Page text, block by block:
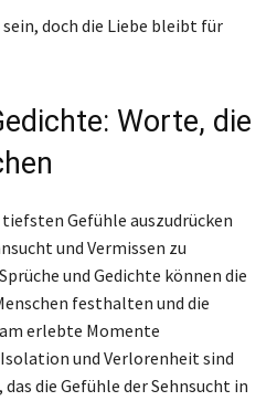
doch die Liebe bleibt für
Worte, die
Gefühle auszudrücken
und Vermissen zu
und Gedichte können die
festhalten und die
erlebte Momente
und Verlorenheit sind
die Gefühle der Sehnsucht in